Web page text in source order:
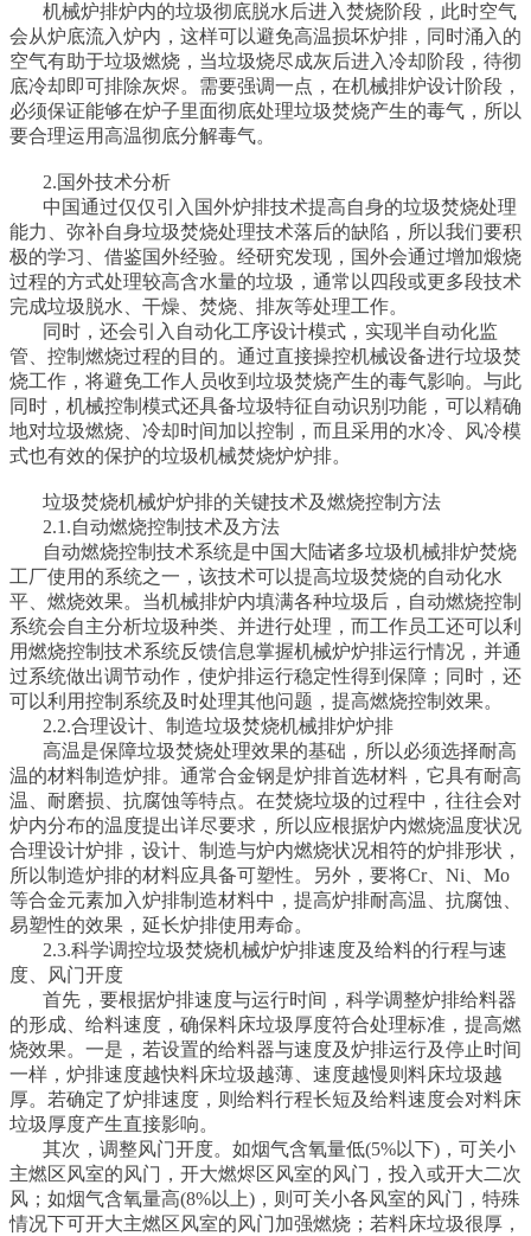
机械炉排炉内的垃圾彻底脱水后进入焚烧阶段，此时空气
会从炉底流入炉内，这样可以避免高温损坏炉排，同时涌入的
空气有助于垃圾燃烧，当垃圾烧尽成灰后进入冷却阶段，待彻
底冷却即可排除灰烬。需要强调一点，在机械排炉设计阶段，
必须保证能够在炉子里面彻底处理垃圾焚烧产生的毒气，所以
要合理运用高温彻底分解毒气。
2.国外技术分析
中国通过仅仅引入国外炉排技术提高自身的垃圾焚烧处理
能力、弥补自身垃圾焚烧处理技术落后的缺陷，所以我们要积
极的学习、借鉴国外经验。经研究发现，国外会通过增加煅烧
过程的方式处理较高含水量的垃圾，通常以四段或更多段技术
完成垃圾脱水、干燥、焚烧、排灰等处理工作。
同时，还会引入自动化工序设计模式，实现半自动化监
管、控制燃烧过程的目的。通过直接操控机械设备进行垃圾焚
烧工作，将避免工作人员收到垃圾焚烧产生的毒气影响。与此
同时，机械控制模式还具备垃圾特征自动识别功能，可以精确
地对垃圾燃烧、冷却时间加以控制，而且采用的水冷、风冷模
式也有效的保护的垃圾机械焚烧炉炉排。
垃圾焚烧机械炉炉排的关键技术及燃烧控制方法
2.1.自动燃烧控制技术及方法
自动燃烧控制技术系统是中国大陆诸多垃圾机械排炉焚烧
工厂使用的系统之一，该技术可以提高垃圾焚烧的自动化水
平、燃烧效果。当机械排炉内填满各种垃圾后，自动燃烧控制
系统会自主分析垃圾种类、并进行处理，而工作员工还可以利
用燃烧控制技术系统反馈信息掌握机械炉炉排运行情况，并通
过系统做出调节动作，使炉排运行稳定性得到保障；同时，还
可以利用控制系统及时处理其他问题，提高燃烧控制效果。
2.2.合理设计、制造垃圾焚烧机械排炉炉排
高温是保障垃圾焚烧处理效果的基础，所以必须选择耐高
温的材料制造炉排。通常合金钢是炉排首选材料，它具有耐高
温、耐磨损、抗腐蚀等特点。在焚烧垃圾的过程中，往往会对
炉内分布的温度提出详尽要求，所以应根据炉内燃烧温度状况
合理设计炉排，设计、制造与炉内燃烧状况相符的炉排形状，
所以制造炉排的材料应具备可塑性。另外，要将Cr、Ni、Mo
等合金元素加入炉排制造材料中，提高炉排耐高温、抗腐蚀、
易塑性的效果，延长炉排使用寿命。
2.3.科学调控垃圾焚烧机械炉炉排速度及给料的行程与速
度、风门开度
首先，要根据炉排速度与运行时间，科学调整炉排给料器
的形成、给料速度，确保料床垃圾厚度符合处理标准，提高燃
烧效果。一是，若设置的给料器与速度及炉排运行及停止时间
一样，炉排速度越快料床垃圾越薄、速度越慢则料床垃圾越
厚。若确定了炉排速度，则给料行程长短及给料速度会对料床
垃圾厚度产生直接影响。
其次，调整风门开度。如烟气含氧量低(5%以下)，可关小
主燃区风室的风门，开大燃烬区风室的风门，投入或开大二次
风；如烟气含氧量高(8%以上)，则可关小各风室的风门，特殊
情况下可开大主燃区风室的风门加强燃烧；若料床垃圾很厚，